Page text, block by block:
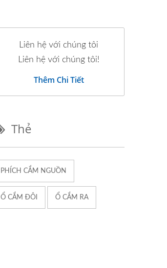
Liên hệ với chúng tôi
Liên hệ với chúng tôi!
Thêm Chi Tiết
Thẻ
PHÍCH CẮM NGUỒN
Ổ CẮM ĐÔI Ổ CẮM RA